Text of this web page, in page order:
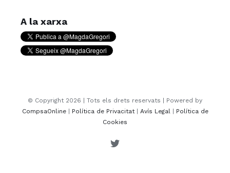
A la xarxa
© Copyright 2026 | Tots els drets reservats | Powered by
CompsaOnline| Política de Privacitat| Avís Legal| Política de
Cookies